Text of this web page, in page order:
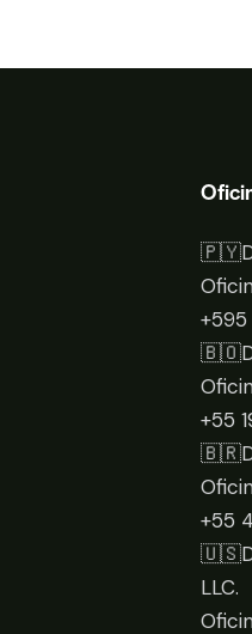
🇵🇾Di
🇧🇴Di
+55
🇧🇷Di
+55
🇺🇸Di
LLC.